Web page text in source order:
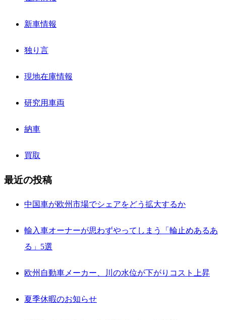
新車情報
独り言
現地在庫情報
研究用車両
納車
買取
最近の投稿
中国車が欧州市場でシェアをどう拡大するか
輸入車オーナーが思わずやってしまう「輪止めあるあ
る」5選
欧州自動車メーカー、川の水位が下がりコスト上昇
夏季休暇のお知らせ